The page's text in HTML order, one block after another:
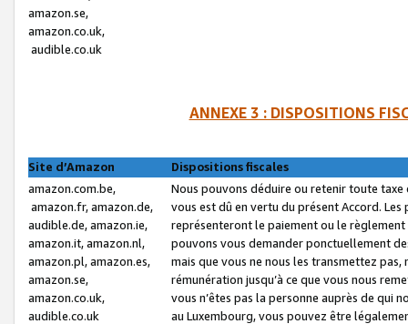
amazon.se,
amazon.co.uk,
audible.co.uk
ANNEXE 3 : DISPOSITIONS
Site d’Amazon
Dispositions fiscales
amazon.com.be,
amazon.fr, amazon.de,
audible.de, amazon.ie,
amazon.it, amazon.nl,
amazon.pl, amazon.es,
amazon.se,
amazon.co.uk,
audible.co.uk
Nous pouvons déduire ou retenir toute
vous est dû en vertu du présent Accord.
représenteront le paiement ou le
pouvons vous demander ponctuellement
mais que vous ne nous les transmettez
rémunération jusqu’à ce que vous nous
vous n’êtes pas la personne auprès de qui
au Luxembourg, vous pouvez être